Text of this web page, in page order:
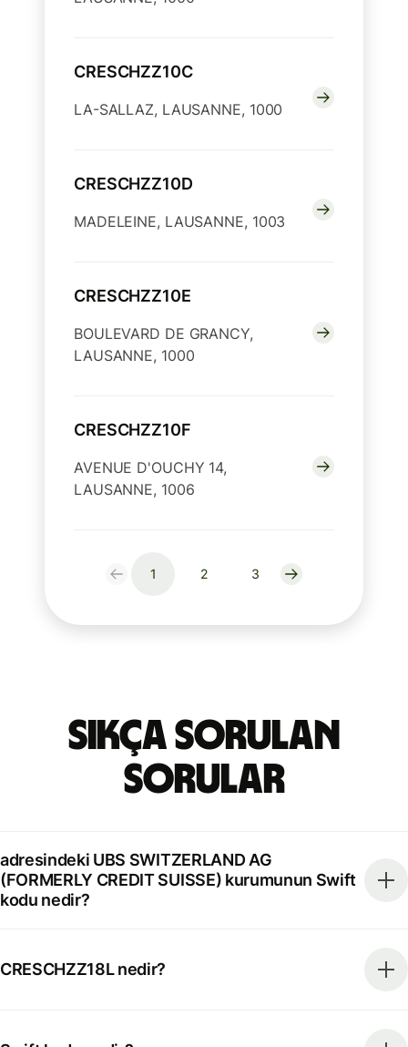
CRESCHZZ10C
LA-SALLAZ, LAUSANNE, 1000
CRESCHZZ10D
MADELEINE, LAUSANNE, 1003
CRESCHZZ10E
BOULEVARD DE GRANCY,
LAUSANNE, 1000
CRESCHZZ10F
AVENUE D'OUCHY 14,
LAUSANNE, 1006
1 2 3
Sıkça Sorulan
Sorular
adresindeki UBS SWITZERLAND AG
(FORMERLY CREDIT SUISSE) kurumunun Swift
kodu nedir?
CRESCHZZ18L nedir?